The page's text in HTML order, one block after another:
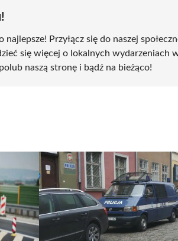
Przyłącz się do naszej
się więcej o lokalnych wydarzeniach
naszą stronę i bądź na bieżąco!